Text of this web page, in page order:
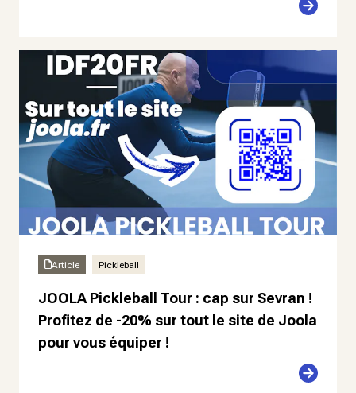
Article Pickleball
JOOLA Pickleball Tour : cap sur Sevran !
Profitez de -20% sur tout le site de Joola
pour vous équiper !